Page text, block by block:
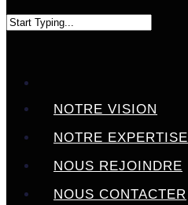
NOTRE VISION
NOTRE EXPERTISE
NOUS REJOINDRE
NOUS CONTACTER